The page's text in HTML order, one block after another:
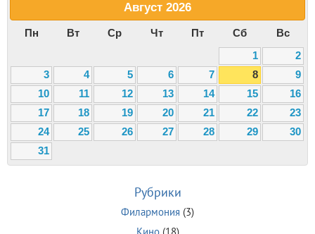
Август 2026
Пн Вт Ср Чт Пт Сб
Вс
1
2
3
4 5 6 7 8
9
10
11 12 13 14 15
16
17
18 19 20 21 22
23
24
25 26 27 28 29
30
31
Рубрики
Филармония (3)